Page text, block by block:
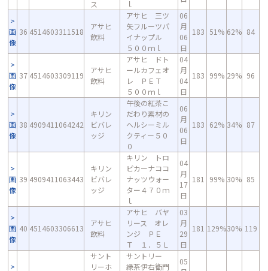
ス
ｌ
画
像
36 4514603311518
アサヒ
飲料
アサヒ 三ツ
矢フルーツパ
イナップル
５００ｍｌ
06
月
06
日
183 51% 62% 84
画
像
37 4514603309119
アサヒ
飲料
アサヒ ドト
ールカフェオ
レ ＰＥＴ
５００ｍｌ
04
月
04
日
183 99% 29% 96
画
像
38 4909411064242
キリン
ビバレ
ッジ
午後の紅茶こ
だわり素材の
ヘルシーミル
クティー５０
０
06
月
06
日
183 62% 34% 87
画
像
39 4909411063443
キリン
ビバレ
ッジ
キリン トロ
ピカーナココ
ナッツウォー
ター４７０ｍ
ｌ
04
月
17
日
181 99% 30% 85
画
像
40 4514603306613
アサヒ
飲料
アサヒ バヤ
リース オレ
ンジ ＰＥ
Ｔ １．５Ｌ
03
月
29
日
181 129%30% 119
サント
リーホ
サントリー
緑茶伊右衛門
05